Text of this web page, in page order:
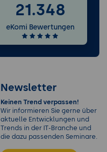
21.348
eKomi Bewertungen
Newsletter
Keinen Trend verpassen!
Wir informieren Sie gerne über
aktuelle Entwicklungen und
Trends in der IT-Branche und
die dazu passenden Seminare.